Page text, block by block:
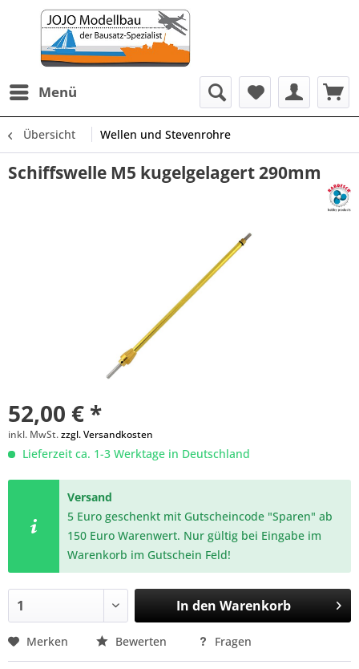
Menü
Übersicht Wellen und Stevenrohre
Schiffswelle M5 kugelgelagert 290mm
52,00 € *
inkl. MwSt.zzgl. Versandkosten
Lieferzeit ca. 1-3 Werktage in Deutschland
Versand
5 Euro geschenkt mit Gutscheincode "Sparen" ab
150 Euro Warenwert. Nur gültig bei Eingabe im
Warenkorb im Gutschein Feld!
In den Warenkorb
Merken Bewerten Fragen